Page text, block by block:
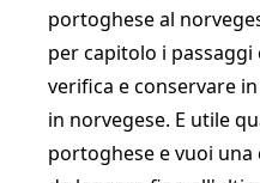
portoghese al
per capitolo i
verifica e conservare
in norvegese. E utile
portoghese e vuoi